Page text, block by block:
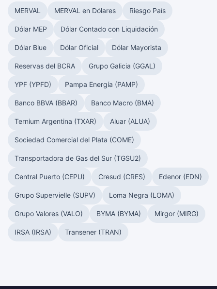
MERVAL MERVAL en Dólares Riesgo País
Dólar MEP Dólar Contado con Liquidación
Dólar Blue Dólar Oficial Dólar Mayorista
Reservas del BCRA Grupo Galicia (GGAL)
YPF (YPFD) Pampa Energía (PAMP)
Banco BBVA (BBAR) Banco Macro (BMA)
Ternium Argentina (TXAR) Aluar (ALUA)
Sociedad Comercial del Plata (COME)
Transportadora de Gas del Sur (TGSU2)
Central Puerto (CEPU) Cresud (CRES) Edenor (EDN)
Grupo Supervielle (SUPV) Loma Negra (LOMA)
Grupo Valores (VALO) BYMA (BYMA) Mirgor (MIRG)
IRSA (IRSA) Transener (TRAN)